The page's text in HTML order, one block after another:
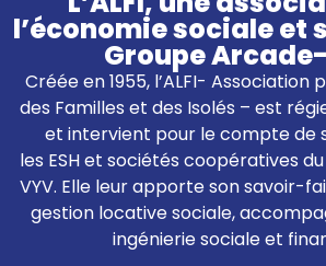
l’économie sociale et
Groupe
Créée en 1955, l’ALFI- Association
des Familles et des Isolés – est
et intervient pour le compte de
les ESH et sociétés coopératives
VYV. Elle leur apporte son savoir-
gestion locative sociale,
ingénierie sociale et